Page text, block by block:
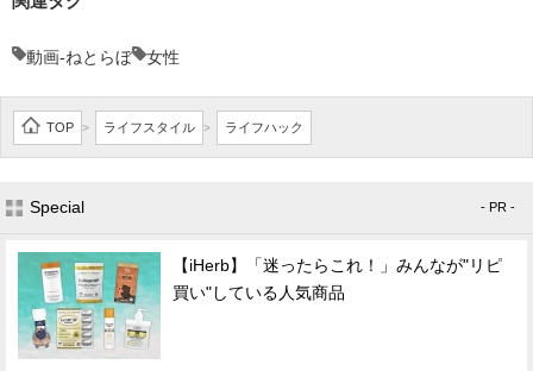
動画-ねとらぼ 女性
TOP > ライフスタイル > ライフハック
Special - PR -
【iHerb】「迷ったらこれ！」みんなが"リピ
買い"している人気商品